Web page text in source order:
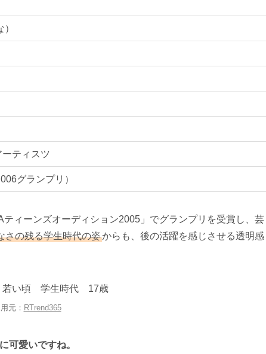
ティスツ
グランプリ）
ィーンズオーディション2005」でグランプリを受賞し、芸
さの残る学生時代の姿からも、後の活躍を感じさせる透明感
元： RTrend365
可愛いですね。